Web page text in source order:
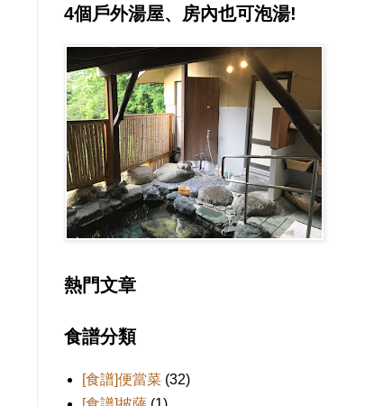
4個戶外湯屋、房內也可泡湯!
熱門文章
食譜分類
[食譜]便當菜 (32)